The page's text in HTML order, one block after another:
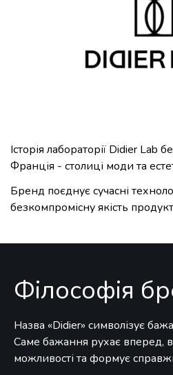
Історія лабораторії Didier Lab
Франція - столиці моди та
Бренд поєднує сучасні
безкомпромісну якість
Філософія
Назва «Didier» символізує
Саме бажання рухає вперед,
можливості та формує